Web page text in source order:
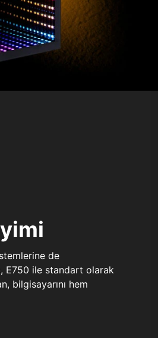
de
E750 ile standart olarak
bilgisayarını hem